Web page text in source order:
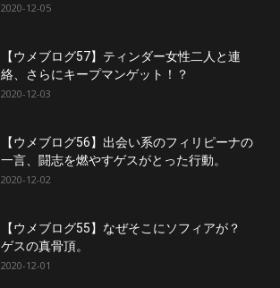
2020-12-05
【ウメブログ57】ティンダー女性二人と連
絡、さらにキープマンゲット！？
2020-12-03
【ウメブログ56】出会い系のフィリピーナの
一言、闘志を燃やすゲスがとった行動。
2020-12-02
【ウメブログ55】なぜそこにソフィアが？
ゲスの真骨頂。
2020-12-01